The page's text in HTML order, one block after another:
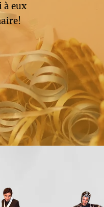
à eux